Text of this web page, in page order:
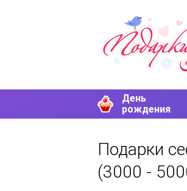
День
рождения
Подарки
(3000 -